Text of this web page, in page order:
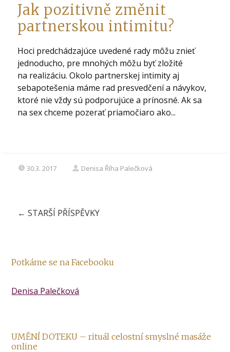
Jak pozitivně změnit
partnerskou intimitu?
Hoci predchádzajúce uvedené rady môžu znieť
jednoducho, pre mnohých môžu byť zložité
na realizáciu. Okolo partnerskej intimity aj
sebapotešenia máme rad presvedčení a návykov,
ktoré nie vždy sú podporujúce a prínosné. Ak sa
na sex chceme pozerať priamočiaro ako...
30.3. 2017 Denisa Říha Palečková
← STARŠÍ PŘÍSPĚVKY
Potkáme se na Facebooku
Denisa Palečková
UMĚNÍ DOTEKU – rituál celostní smyslné masáže
online